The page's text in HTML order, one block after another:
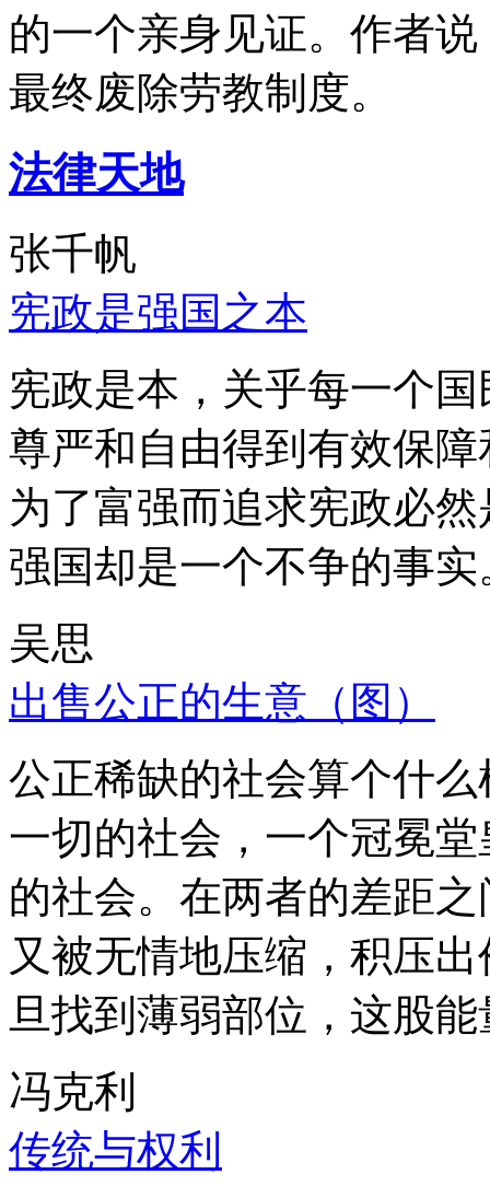
的一个亲身见证。作者
最终废除劳教制度。
法律天地
张千帆
宪政是强国之本
宪政是本，关乎每一个
尊严和自由得到有效保
为了富强而追求宪政必
强国却是一个不争的事实
吴思
出售公正的生意（图）
公正稀缺的社会算个什
一切的社会，一个冠冕
的社会。在两者的差距
又被无情地压缩，积压
旦找到薄弱部位，这股
冯克利
传统与权利